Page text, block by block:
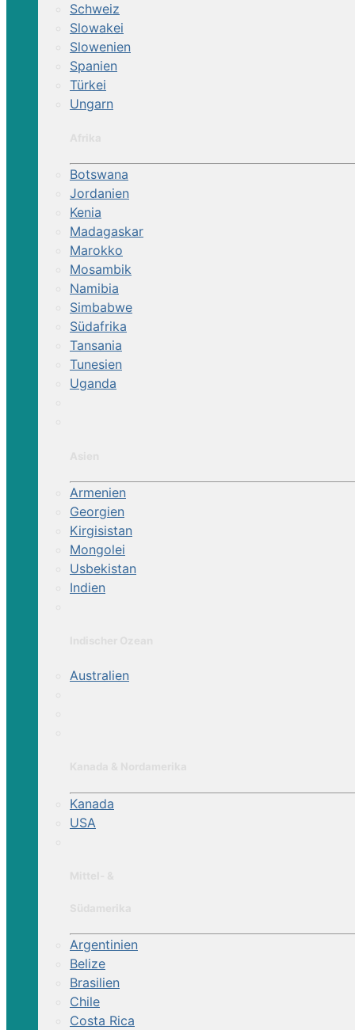
Schweiz
Slowakei
Slowenien
Spanien
Türkei
Ungarn
Botswana
Jordanien
Kenia
Madagaskar
Marokko
Mosambik
Namibia
Simbabwe
Südafrika
Tansania
Tunesien
Uganda
Armenien
Georgien
Kirgisistan
Mongolei
Usbekistan
Indien
Australien
Kanada
USA
Argentinien
Belize
Brasilien
Chile
Costa Rica